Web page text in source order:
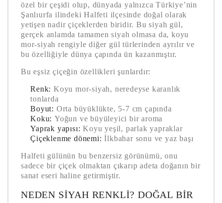
özel bir çeşidi olup, dünyada yalnızca Türkiye’nin
Şanlıurfa ilindeki Halfeti ilçesinde doğal olarak
yetişen nadir çiçeklerden biridir. Bu siyah gül,
gerçek anlamda tamamen siyah olmasa da, koyu
mor-siyah rengiyle diğer gül türlerinden ayrılır ve
bu özelliğiyle dünya çapında ün kazanmıştır.
Bu eşsiz çiçeğin özellikleri şunlardır:
Renk: Koyu mor-siyah, neredeyse karanlık
tonlarda
Boyut: Orta büyüklükte, 5-7 cm çapında
Koku: Yoğun ve büyüleyici bir aroma
Yaprak yapısı: Koyu yeşil, parlak yapraklar
Çiçeklenme dönemi: İlkbahar sonu ve yaz başı
Halfeti gülünün bu benzersiz görünümü, onu
sadece bir çiçek olmaktan çıkarıp adeta doğanın bir
sanat eseri haline getirmiştir.
NEDEN SIYAH RENKLI? DOĞAL BIR